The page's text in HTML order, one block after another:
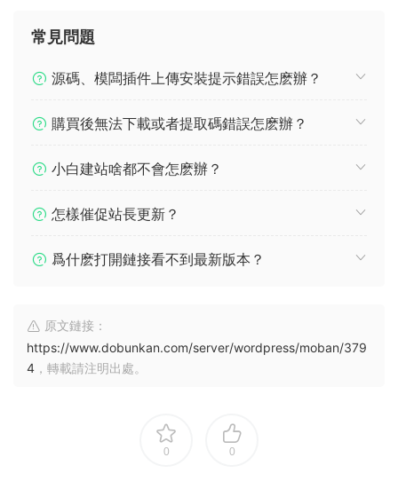
常見問題
源碼、模闆插件上傳安裝提示錯誤怎麽辦？
購買後無法下載或者提取碼錯誤怎麽辦？
小白建站啥都不會怎麽辦？
怎樣催促站長更新？
爲什麽打開鏈接看不到最新版本？
原文鏈接：
https://www.dobunkan.com/server/wordpress/moban/379
4 ，轉載請注明出處。
0 0